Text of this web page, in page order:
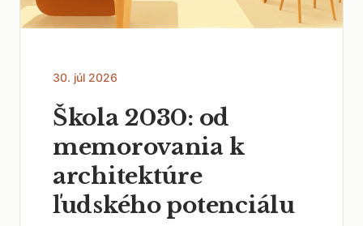
30. júl 2026
Škola 2030: od
memorovania k
architektúre
ľudského potenciálu